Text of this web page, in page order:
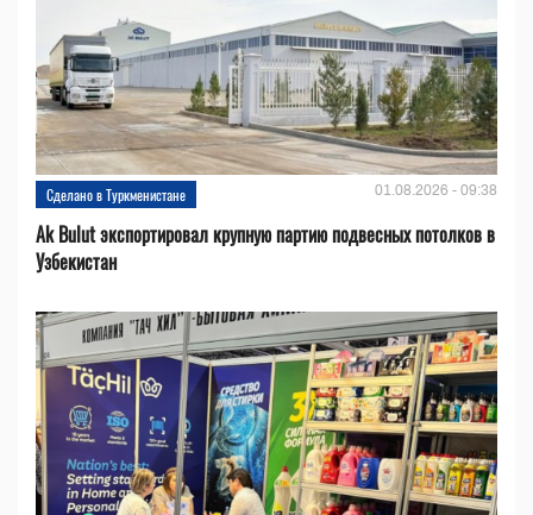
Сделано в Туркменистане 01.08.2026 - 09:38
Ak Bulut экспортировал крупную партию подвесных потолков в
Узбекистан